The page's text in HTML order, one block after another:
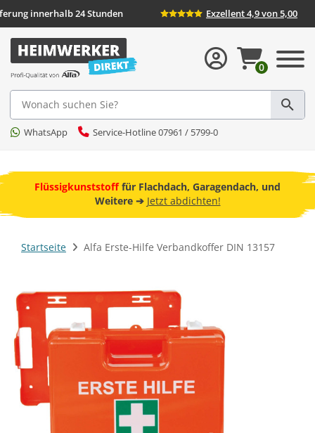
innerhalb 24 Stunden Exzellent 4,9 von 5,00
Suche
WhatsApp Service-Hotline 07961 / 5799-0
0
Flüssigkunststofffür Flachdach, Garagendach, und
Weitere ➔ Jetzt abdichten!
Startseite Alfa Erste-Hilfe Verbandkoffer DIN 13157